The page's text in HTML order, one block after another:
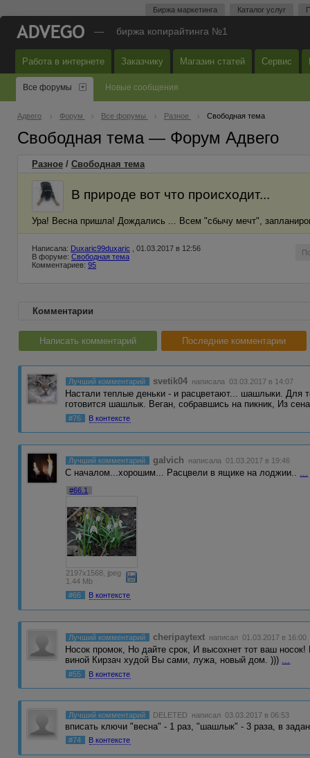
Биржа маркетинга Каталог услуг
— биржа копирайтинга №1
Работа в интернете Заказчику Магазин статей Сервис
Все форумы Новые сообщения
Адвего Форум Все форумы Разное Свободная тема
Свободная тема — Форум Адвего
Разное / Свободная тема
В природе вот что происходит...
Ура! Весна пришла! Дождались ... Всем "сбычу мечт",
Написала: Duxaric99duxaric , 01.03.2017 в 12:56
В форуме: Свободная тема
Комментариев: 95
Комментарии
Написать комментарий Последние комментарии
Лучший комментарий svetik04 написала 03.03.2017 в 14:07
Настали теплые деньки - и расцветают... шашлыки. Для
готовится шашлык. Веган, собравшись на пикник, Из
#76 В контексте
Лучший комментарий galvich написала 01.03.2017 в 19:46
С началом...хорошим... Расцвели в ящике на лоджии..
#66.1
2197x1568, jpeg
1.44 Mb
#66
В контексте
Лучший комментарий cheripaytext написал 01.03.2017 в 16:00
Носок промок, Но дайте срок, И высохнет тот ваш
виной Кирзач худой Вы сами, лужа, новый дом. ))) ...
#55 В контексте
Лучший комментарий DELETED написал 03.03.2017 в 06:53
вписать ключи "весна" - 1 раз, "шашлык" - 3 раза, в
#74 В контексте